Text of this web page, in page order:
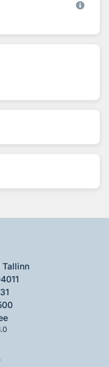
Tallinn